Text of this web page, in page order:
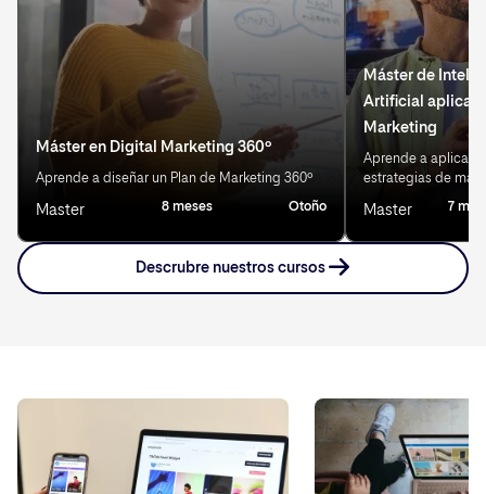
Máster en Digital Marketing 360º
Aprende a diseñar un Plan de Marketing 360º
Master 8 meses Otoño
Máster de
Artificial
Marketing
Aprende a aplicar
estrategias de
Master 7
Descrubre nuestros cursos